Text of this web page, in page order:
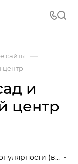
сайты —
центр
и
центр
По популярности (возрастание)